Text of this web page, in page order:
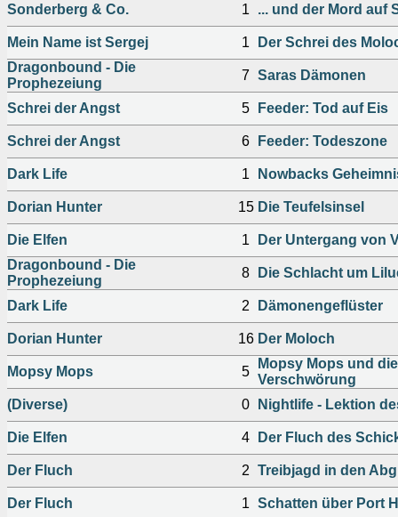
Sonderberg & Co. 1 ... und der Mord auf
Mein Name ist Sergej 1
Der Schrei des
Dragonbound - Die
Prophezeiung
7 Saras Dämonen
Schrei der Angst 5 Feeder: Tod auf Eis
Schrei der Angst 6 Feeder: Todeszone
Dark Life 1 Nowbacks
Dorian Hunter 15 Die Teufelsinsel
Die Elfen 1
Der Untergang von
Dragonbound - Die
Prophezeiung
8 Die Schlacht um
Dark Life 2 Dämonengeflüster
Dorian Hunter 16 Der Moloch
Mopsy Mops 5
Mopsy Mops und
Verschwörung
(Diverse)
0 Nightlife - Lektion
Die Elfen 4 Der Fluch des
Der Fluch 2 Treibjagd in den
Der Fluch 1 Schatten über Port